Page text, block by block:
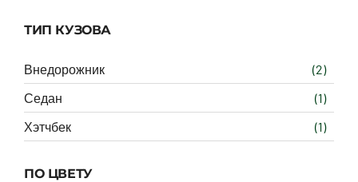
ТИП КУЗОВА
Внедорожник
(2)
Седан
(1)
Хэтчбек
(1)
ПО ЦВЕТУ